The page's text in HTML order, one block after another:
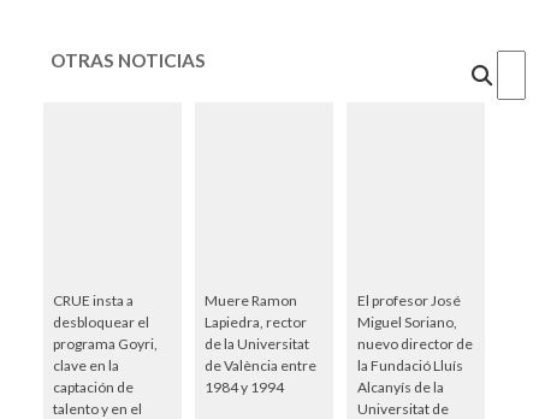
OTRAS NOTICIAS
CRUE insta a
desbloquear el
programa Goyri,
clave en la
captación de
talento y en el
Muere Ramon
Lapiedra, rector
de la Universitat
de València entre
1984 y 1994
El profesor José
Miguel Soriano,
nuevo director de
la Fundació Lluís
Alcanyís de la
Universitat de